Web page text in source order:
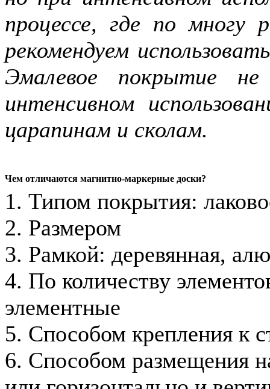
процессе, где по
рекомендуем
Эмалевое покрытие
интенсивном
царапинам и сколам.
Чем отличаются магнитно-маркерные доски?
1. Типом покрытия:
2. Размером
3. Рамкой: деревянная,
4. По количеству
элементные
5. Способом крепления к
6. Способом размещения